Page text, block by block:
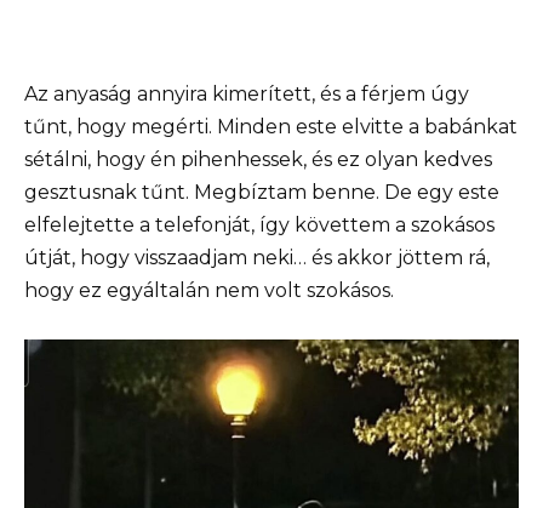
Az anyaság annyira kimerített, és a férjem úgy
tűnt, hogy megérti. Minden este elvitte a babánkat
sétálni, hogy én pihenhessek, és ez olyan kedves
gesztusnak tűnt. Megbíztam benne. De egy este
elfelejtette a telefonját, így követtem a szokásos
útját, hogy visszaadjam neki… és akkor jöttem rá,
hogy ez egyáltalán nem volt szokásos.